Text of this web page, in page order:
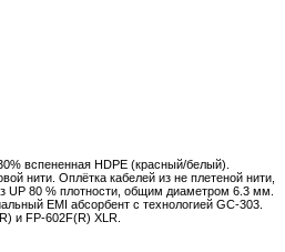
вспененная HDPE (красный/белый).
нити. Оплётка кабелей из не плетеной нити,
80 % плотности, общим диаметром 6.3 мм.
EMI абсорбент с технологией GC-303.
и FP-602F(R) XLR.